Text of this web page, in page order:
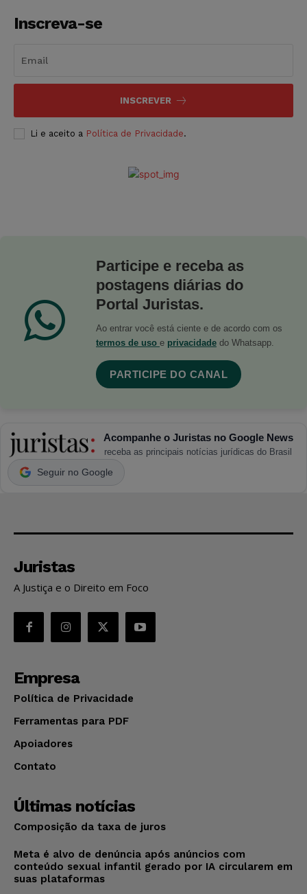
Inscreva-se
INSCREVER
Li e aceito a Política de Privacidade.
Participe e receba as
postagens diárias do
Portal Juristas.
Ao entrar você está ciente e de acordo com os
termos de uso e privacidade do Whatsapp.
PARTICIPE DO CANAL
Acompanhe o Juristas no Google News
receba as principais notícias jurídicas do Brasil
Seguir no Google
Juristas
A Justiça e o Direito em Foco
Empresa
Política de Privacidade
Ferramentas para PDF
Apoiadores
Contato
Últimas notícias
Composição da taxa de juros
Meta é alvo de denúncia após anúncios com
conteúdo sexual infantil gerado por IA circularem em
suas plataformas